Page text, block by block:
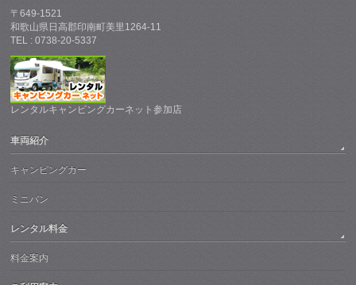
〒649-1521
和歌山県日高郡印南町美里1264-11
TEL : 0738-20-5337
レンタルキャンピングカーネット参加店
車両紹介
キャンピングカー
ミニバン
レンタル料金
料金案内